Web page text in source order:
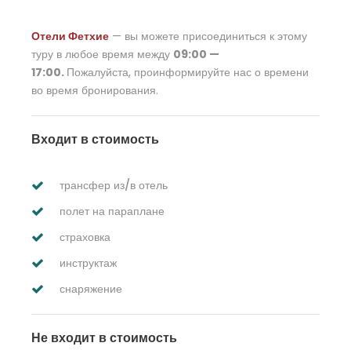
Отели Фетхие — вы можете присоединиться к этому
туру в любое время между 09:00 —
17:00. Пожалуйста, проинформируйте нас о времени
во время бронирования.
Входит в стоимость
трансфер из/в отель
полет на параплане
страховка
инструктаж
снаряжение
Не входит в стоимость